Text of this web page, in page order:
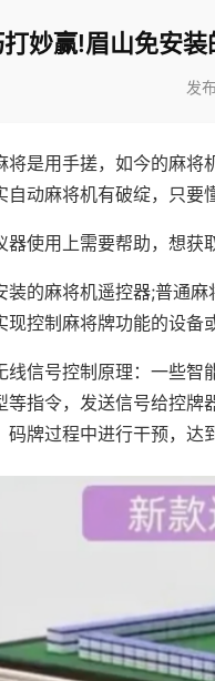
妙赢!眉山免安
发
将是用手搓，如今的麻将
自动麻将机有破绽，只要
器使用上需要帮助，想获
装的麻将机遥控器;普通
控制麻将牌功能的设备
线信号控制原理：一些智
等指令，发送信号给控牌
码牌过程中进行干预，达